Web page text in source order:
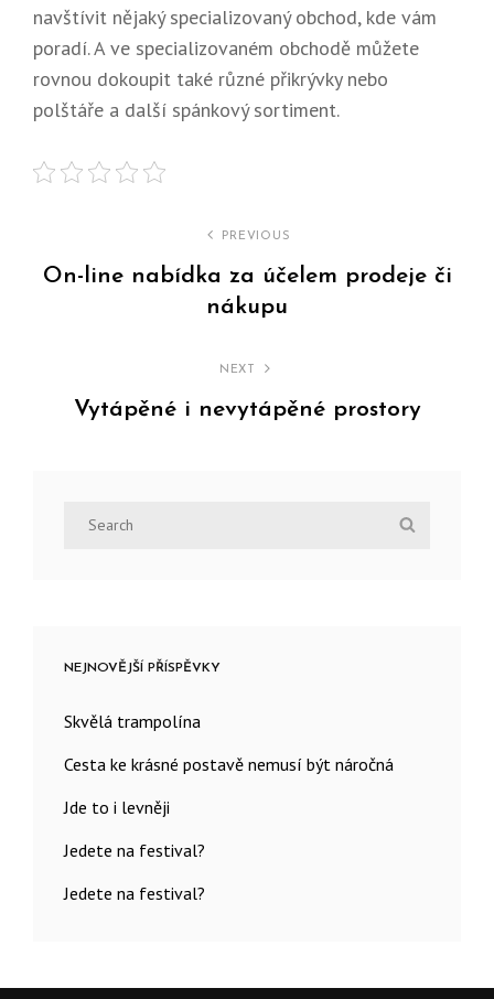
navštívit nějaký specializovaný obchod, kde vám
poradí. A ve specializovaném obchodě můžete
rovnou dokoupit také různé přikrývky nebo
polštáře a další spánkový sortiment.
pro
PREVIOUS
On-line nabídka za účelem prodeje či
nákupu
NEXT
Vytápěné i nevytápěné prostory
NEJNOVĚJŠÍ PŘÍSPĚVKY
Skvělá trampolína
Cesta ke krásné postavě nemusí být náročná
Jde to i levněji
Jedete na festival?
Jedete na festival?